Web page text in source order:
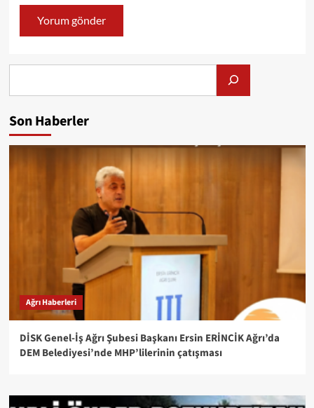
Son Haberler
Ağrı Haberleri
DİSK Genel-İş Ağrı Şubesi Başkanı Ersin ERİNCİK Ağrı’da
DEM Belediyesi’nde MHP’lilerinin çatışması